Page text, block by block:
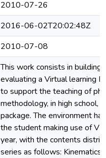
2010-07-26
2016-06-02T20:02:48Z
2010-07-08
This work consists in
evaluating a Virtual learning
to support the teaching of
methodology, in high school,
package. The environment
the student making use of
year, with the contents
series as follows: